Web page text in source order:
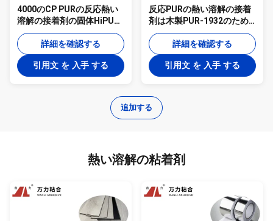
4000のCP PURの反応熱い
溶解の接着剤の固体HiPUR
の接着剤PUR-1932F
詳細を確認する
引用文 を 入手 する
反応PURの熱い溶解の接着
剤は木製PUR-1932のため
の白熱の溶解の接着剤を薄
板にした詳細を確認する
引用文 を 入手 する
追加する
熱い溶解の粘着剤